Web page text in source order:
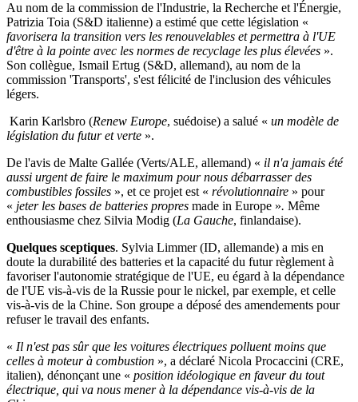
Au nom de la commission de l'Industrie, la Recherche et l'Énergie,
Patrizia Toia (S&D italienne) a estimé que cette législation «
favorisera la transition vers les renouvelables et permettra à l'UE
d'être à la pointe avec les normes de recyclage les plus élevées ».
Son collègue, Ismail Ertug (S&D, allemand), au nom de la
commission 'Transports', s'est félicité de l'inclusion des véhicules
légers.
Karin Karlsbro (Renew Europe, suédoise) a salué « un modèle de
législation du futur et verte ».
De l'avis de Malte Gallée (Verts/ALE, allemand) « il n'a jamais été
aussi urgent de faire le maximum pour nous débarrasser des
combustibles fossiles », et ce projet est « révolutionnaire » pour
« jeter les bases de batteries propres made in Europe ». Même
enthousiasme chez Silvia Modig (La Gauche, finlandaise).
Quelques sceptiques. Sylvia Limmer (ID, allemande) a mis en
doute la durabilité des batteries et la capacité du futur règlement à
favoriser l'autonomie stratégique de l'UE, eu égard à la dépendance
de l'UE vis-à-vis de la Russie pour le nickel, par exemple, et celle
vis-à-vis de la Chine. Son groupe a déposé des amendements pour
refuser le travail des enfants.
« Il n'est pas sûr que les voitures électriques polluent moins que
celles à moteur à combustion », a déclaré Nicola Procaccini (CRE,
italien), dénonçant une « position idéologique en faveur du tout
électrique, qui va nous mener à la dépendance vis-à-vis de la